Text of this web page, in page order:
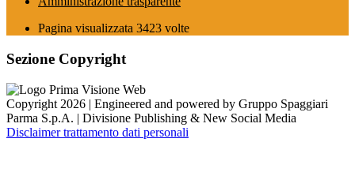
Pagina visualizzata 3423 volte
Sezione Copyright
Copyright 2026 | Engineered and powered by Gruppo Spaggiari
Parma S.p.A. | Divisione Publishing & New Social Media
Disclaimer trattamento dati personali